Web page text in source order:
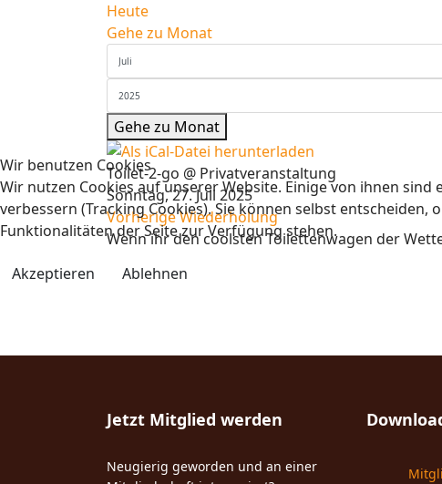
Heute
Gehe zu Monat
Gehe zu Monat
Toilet-2-go @ Privatveranstaltung
Sonntag, 27. Juli 2025
Vorherige Wiederholung
Wenn ihr den coolsten Toilettenwagen der
Jetzt Mitglied werden
Neugierig geworden und an einer
Wir benutzen Cookies
Wir nutzen Cookies auf unserer Website. Einige von ihnen
verbessern (Tracking Cookies). Sie können selbst
Funktionalitäten der Seite zur Verfügung stehen.
Akzeptieren
Ablehnen